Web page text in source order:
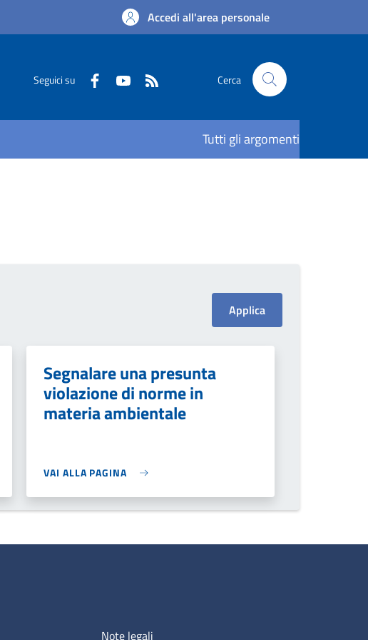
Accedi all'area personale
Seguici su Cerca
Tutti gli argomenti
Segnalare una presunta
violazione di norme in
materia ambientale
VAI ALLA PAGINA
Note legali